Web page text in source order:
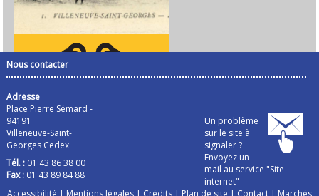
Nous contacter
Adresse
Place Pierre Sémard -
94191
Villeneuve-Saint-
Georges Cedex
Tél. :01 43 86 38 00
Fax :01 43 89 84 88
Un problème
sur le site à
signaler ?
Envoyez un
mail au service "Site
internet"
Accessibilité | Mentions légales | Crédits | Plan de site | Contact | Marchés